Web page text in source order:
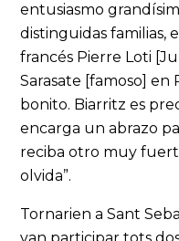
entusiasmo
distinguidas familias,
francés Pierre Loti
Sarasate [famoso] en
bonito. Biarritz es
encarga un abrazo
reciba otro muy
olvida”.
Tornarien a Sant